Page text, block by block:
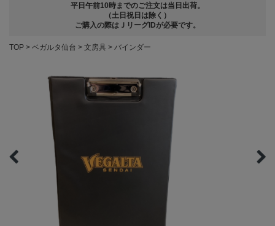
平日午前10時までのご注文は当日出荷。
（土日祝日は除く）
ご購入の際はＪリーグIDが必要です。
TOP ベガルタ仙台 文房具 バインダー